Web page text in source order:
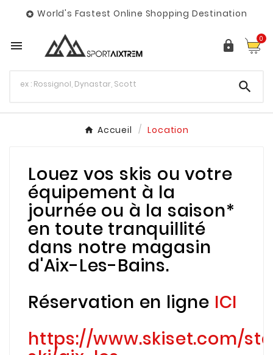
 World's Fastest Online Shopping Destination
  0

Accueil Location
Louez vos skis ou votre
équipement à la
journée ou à la saison*
en toute tranquillité
dans notre magasin
d'Aix-Les-Bains.
Réservation en ligne ICI
https://www.skiset.com/